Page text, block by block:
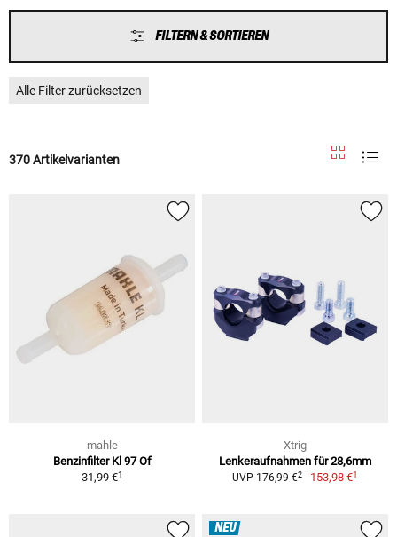
FILTERN & SORTIEREN
Alle Filter zurücksetzen
370 Artikelvarianten
mahle
Benzinfilter Kl 97 Of
31,99 €1
Xtrig
Lenkeraufnahmen für 28,6mm
UVP 176,99 €2 153,98 €1
NEU